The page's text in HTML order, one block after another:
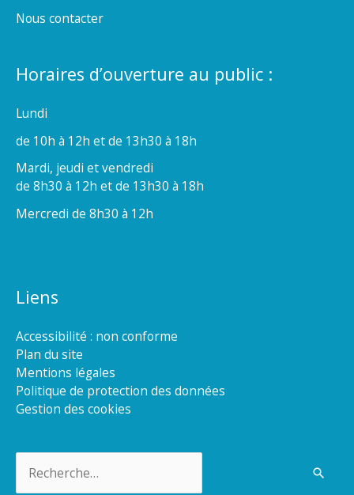
Nous contacter
Horaires d’ouverture au public :
Lundi
de 10h à 12h et de 13h30 à 18h
Mardi, jeudi et vendredi
de 8h30 à 12h et de 13h30 à 18h
Mercredi de 8h30 à 12h
Liens
Accessibilité : non conforme
Plan du site
Mentions légales
Politique de protection des données
Gestion des cookies